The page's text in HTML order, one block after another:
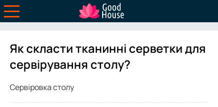
Як скласти тканинні серветки для
сервірування столу?
Сервіровка столу